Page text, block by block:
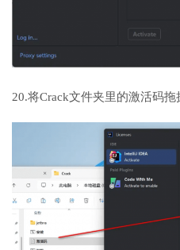
20.将Crack文件夹里的激活码拖